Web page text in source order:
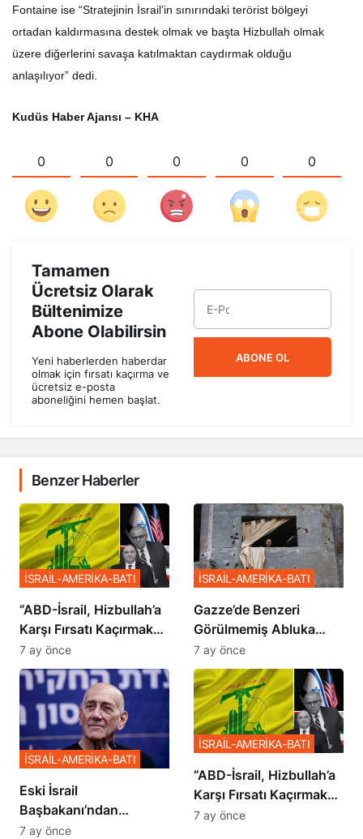
Fontaine ise “Stratejinin İsrail’in sınırındaki terörist bölgeyi
ortadan kaldırmasına destek olmak ve başta Hizbullah olmak
üzere diğerlerini savaşa katılmaktan caydırmak olduğu
anlaşılıyor” dedi.
Kudüs Haber Ajansı – KHA
0 0 0 0 0
Tamamen
Ücretsiz Olarak
Bültenimize
Abone Olabilirsin
Yeni haberlerden haberdar
olmak için fırsatı kaçırma ve
ücretsiz e-posta
aboneliğini hemen başlat.
ABONE OL
Benzer Haberler
​​​​​​​”ABD-İsrail, Hizbullah’a
Karşı Fırsatı Kaçırmak
İstemiyor”
İSRAİL-AMERİKA-BATI
7 ay önce
​​​​​​​Gazze’de Benzeri
Görülmemiş Abluka
Planı
İSRAİL-AMERİKA-BATI
7 ay önce
Eski İsrail
Başbakanı’ndan
Netanyahu’ya Ağır
İSRAİL-AMERİKA-BATI
7 ay önce
​​​​​​​”ABD-İsrail, Hizbullah’a
Karşı Fırsatı Kaçırmak
İstemiyor”
İSRAİL-AMERİKA-BATI
7 ay önce